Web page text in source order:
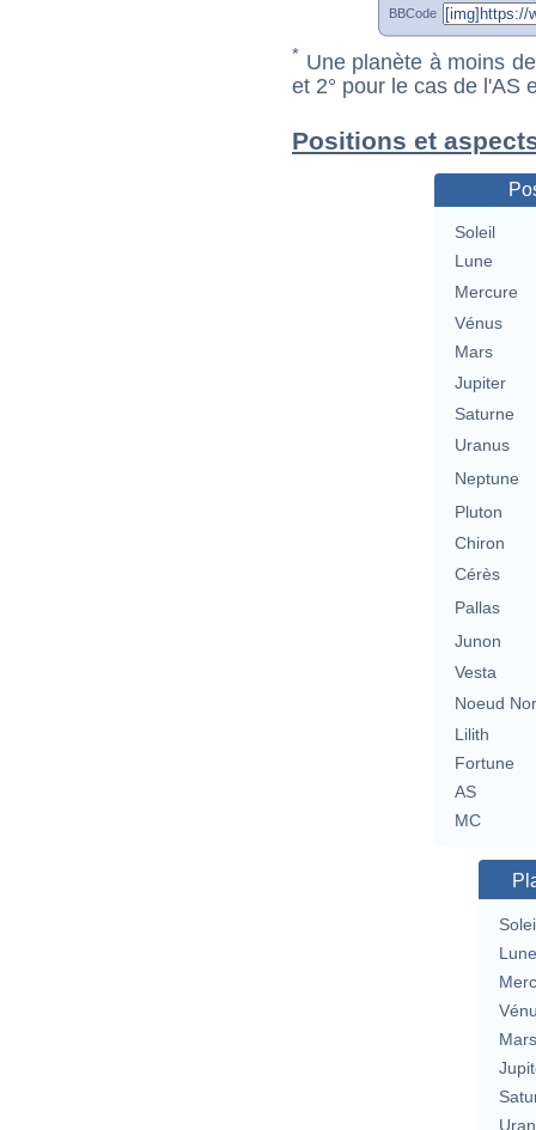
BBCode
* Une planète à moins
et 2° pour le cas de l'AS
Positions et
Soleil
Lune
Mercure
Vénus
Mars
Jupiter
Saturne
Uranus
Neptune
Pluton
Chiron
Cérès
Pallas
Junon
Vesta
Noeud
Lilith
Fortune
AS
MC
Lune
Mars